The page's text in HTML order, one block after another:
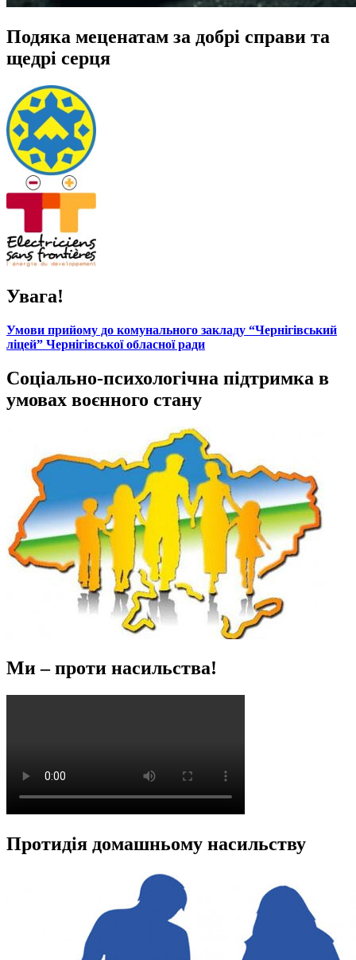
Подяка меценатам за добрі справи та
щедрі серця
Увага!
Умови прийому до комунального закладу “Чернігівський
ліцей” Чернігівської обласної ради
Соціально-психологічна підтримка в
умовах воєнного стану
Ми – проти насильства!
Протидія домашньому насильству